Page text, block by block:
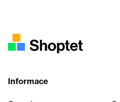
Informace